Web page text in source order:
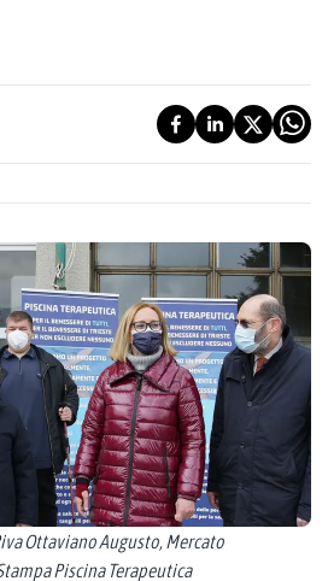
Ottaviano Augusto, Mercato
Piscina Terapeutica